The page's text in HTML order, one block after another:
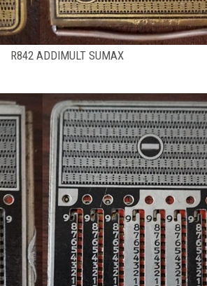
R842 ADDIMULT SUMAX